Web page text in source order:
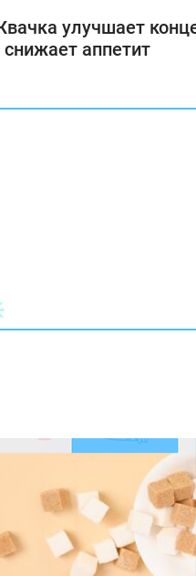
улучшает
снижает аппетит